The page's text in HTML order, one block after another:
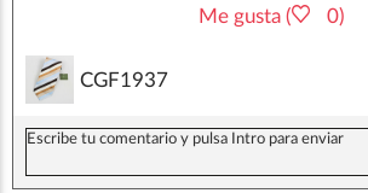
Me gusta ( 0)
CGF1937